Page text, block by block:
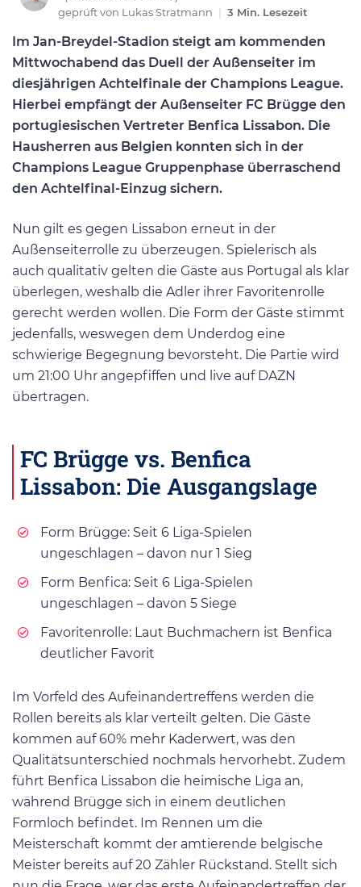
geprüft von Lukas Stratmann | 3 Min. Lesezeit
Im Jan-Breydel-Stadion steigt am kommenden
Mittwochabend das Duell der Außenseiter im
diesjährigen Achtelfinale der Champions League.
Hierbei empfängt der Außenseiter FC Brügge den
portugiesischen Vertreter Benfica Lissabon. Die
Hausherren aus Belgien konnten sich in der
Champions League Gruppenphase überraschend
den Achtelfinal-Einzug sichern.
Nun gilt es gegen Lissabon erneut in der
Außenseiterrolle zu überzeugen. Spielerisch als
auch qualitativ gelten die Gäste aus Portugal als klar
überlegen, weshalb die Adler ihrer Favoritenrolle
gerecht werden wollen. Die Form der Gäste stimmt
jedenfalls, weswegen dem Underdog eine
schwierige Begegnung bevorsteht. Die Partie wird
um 21:00 Uhr angepfiffen und live auf DAZN
übertragen.
FC Brügge vs. Benfica
Lissabon: Die Ausgangslage
Form Brügge: Seit 6 Liga-Spielen
ungeschlagen – davon nur 1 Sieg
Form Benfica: Seit 6 Liga-Spielen
ungeschlagen – davon 5 Siege
Favoritenrolle: Laut Buchmachern ist Benfica
deutlicher Favorit
Im Vorfeld des Aufeinandertreffens werden die
Rollen bereits als klar verteilt gelten. Die Gäste
kommen auf 60% mehr Kaderwert, was den
Qualitätsunterschied nochmals hervorhebt. Zudem
führt Benfica Lissabon die heimische Liga an,
während Brügge sich in einem deutlichen
Formloch befindet. Im Rennen um die
Meisterschaft kommt der amtierende belgische
Meister bereits auf 20 Zähler Rückstand. Stellt sich